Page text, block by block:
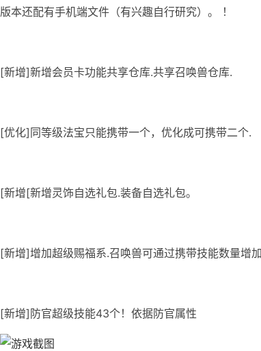
版本还配有手机端文件（有兴趣自行研究）。 ！
[新增]新增会员卡功能共享仓库.共享召唤兽仓库.
[优化]同等级法宝只能携带一个，优化成可携带二个.
[新增[新增灵饰自选礼包.装备自选礼包。
[新增]增加超级赐福系.召唤兽可通过携带技能数量增加
[新增]防官超级技能43个！依据防官属性